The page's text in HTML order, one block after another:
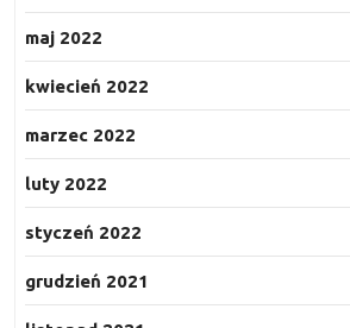
maj 2022
kwiecień 2022
marzec 2022
luty 2022
styczeń 2022
grudzień 2021